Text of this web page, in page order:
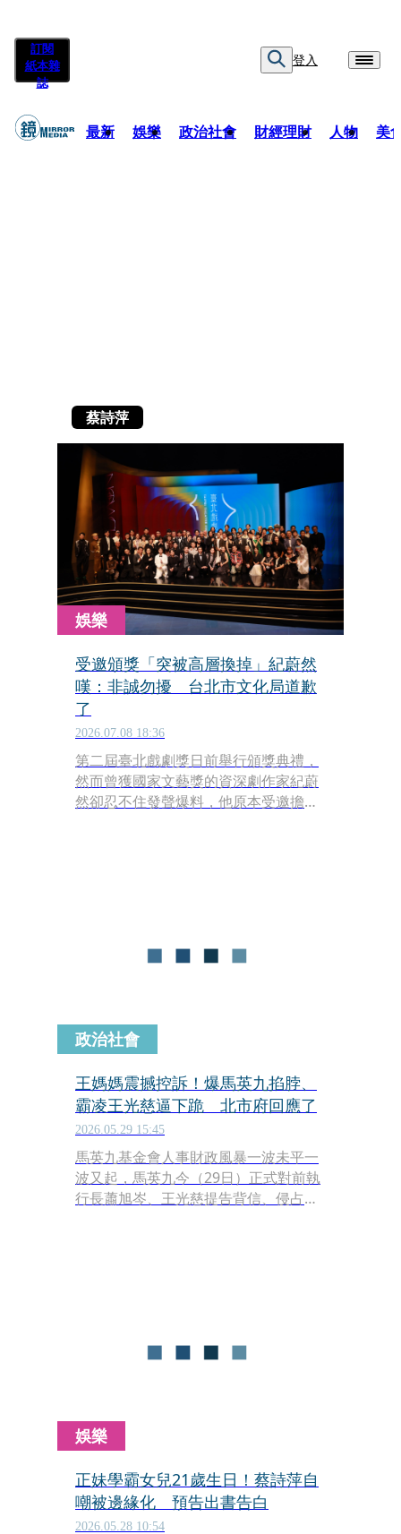
訂閱
紙本雜
誌
登入
最新 娛樂 政治社會 財經理財 人物 美
蔡詩萍
娛樂
受邀頒獎「突被高層換掉」紀蔚然
嘆：非誠勿擾 台北市文化局道歉
了
2026.07.08 18:36
第二屆臺北戲劇獎日前舉行頒獎典禮，
然而曾獲國家文藝獎的資深劇作家紀蔚
然卻忍不住發聲爆料，他原本受邀擔任
政治社會
王媽媽震撼控訴！爆馬英九掐脖、
霸凌王光慈逼下跪 北市府回應了
2026.05.29 15:45
馬英九基金會人事財政風暴一波未平一
波又起，馬英九今（29日）正式對前執
行長蕭旭岑、王光慈提告背信、侵占，
表示還沒接到申訴，而文化局則說，馬
英九基金會登記在新北，不是台北的管
娛樂
正妹學霸女兒21歲生日！蔡詩萍自
嘲被邊緣化 預告出書告白
2026.05.28 10:54